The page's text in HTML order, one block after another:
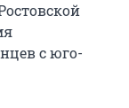
с юго-